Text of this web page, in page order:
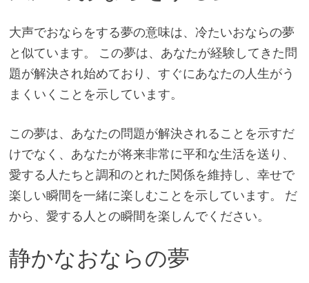
大声でおならをする夢の意味は、冷たいおならの夢
と似ています。 この夢は、あなたが経験してきた問
題が解決され始めており、すぐにあなたの人生がう
まくいくことを示しています。
この夢は、あなたの問題が解決されることを示すだ
けでなく、あなたが将来非常に平和な生活を送り、
愛する人たちと調和のとれた関係を維持し、幸せで
楽しい瞬間を一緒に楽しむことを示しています。 だ
から、愛する人との瞬間を楽しんでください。
静かなおならの夢